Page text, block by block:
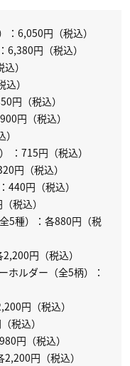
：6,050円（税込）
6,380円（税込）
）
）
円（税込）
円（税込）
：715円（税込）
円（税込）
440円（税込）
税込）
5種）：各880円（税
円（税込）
ホルダー（全5柄）：
円（税込）
税込）
円（税込）
円（税込）